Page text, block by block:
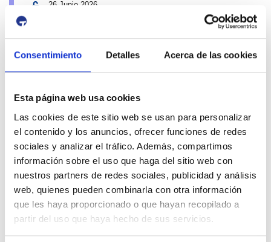
Consentimiento Detalles Acerca de las cookies
Esta página web usa cookies
Las cookies de este sitio web se usan para personalizar
el contenido y los anuncios, ofrecer funciones de redes
sociales y analizar el tráfico. Además, compartimos
información sobre el uso que haga del sitio web con
nuestros partners de redes sociales, publicidad y análisis
web, quienes pueden combinarla con otra información
que les haya proporcionado o que hayan recopilado a
partir del uso que haya hecho de sus servicios.
26 Junio 2026
Exposició | El concurs de mestres romescaires en
imatges
Museu del Port
23 Agosto 2026
Refugi 1
1 Abril 2026
31 Agosto 2026
Exposició | La peça blava, Sextant
Museu del Port
25 Junio 2026
23 Agosto 2026
Exposició | Manipulació latent
Refugi 1
7 Julio 2026
7 Octubre 2026